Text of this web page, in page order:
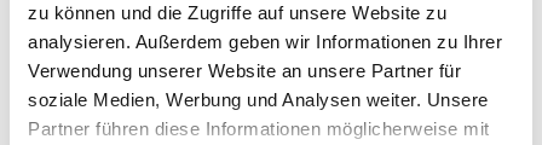
zu können und die Zugriffe auf unsere Website zu
analysieren. Außerdem geben wir Informationen zu Ihrer
Verwendung unserer Website an unsere Partner für
soziale Medien, Werbung und Analysen weiter. Unsere
Partner führen diese Informationen möglicherweise mit